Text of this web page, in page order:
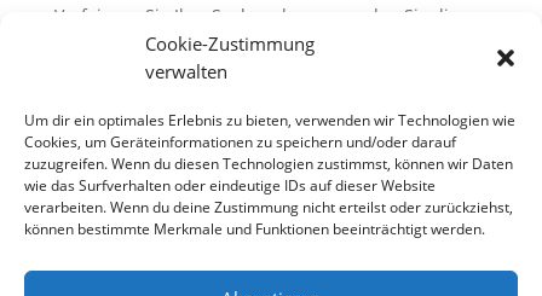
Cookie-Zustimmung
verwalten
Um dir ein optimales Erlebnis zu bieten, verwenden wir Technologien wie
Cookies, um Geräteinformationen zu speichern und/oder darauf
zuzugreifen. Wenn du diesen Technologien zustimmst, können wir Daten
wie das Surfverhalten oder eindeutige IDs auf dieser Website
verarbeiten. Wenn du deine Zustimmung nicht erteilst oder zurückziehst,
können bestimmte Merkmale und Funktionen beeinträchtigt werden.
Verfeinern Sie Ihre Suche oder verwenden Sie die
Navigation oben, um den Beitrag zu finden.
Copyright S Tesch Mode Itzehoe Enjoy the little